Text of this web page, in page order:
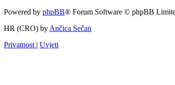
Powered by phpBB® Forum Software © phpBB
HR (CRO) by Ančica Sečan
Privatnost | Uvjeti